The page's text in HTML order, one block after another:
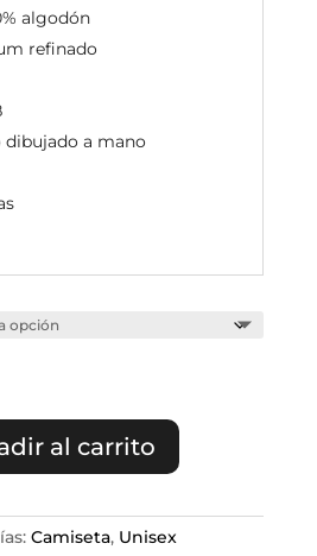
algodón
refinado
dibujado a mano
al carrito
Camiseta, Unisex